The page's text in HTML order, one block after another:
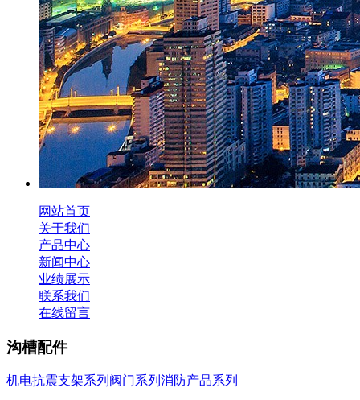
网站首页
关于我们
产品中心
新闻中心
业绩展示
联系我们
在线留言
沟槽配件
机电抗震支架系列 阀门系列 消防产品系列